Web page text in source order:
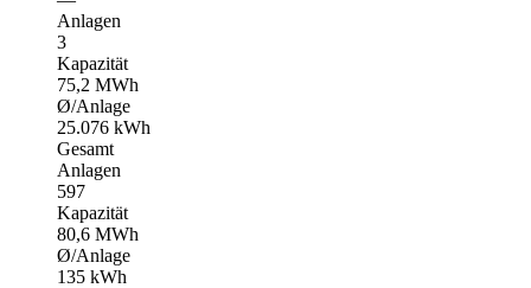
Anlagen
3
Kapazität
75,2 MWh
Ø/Anlage
25.076 kWh
Gesamt
Anlagen
597
Kapazität
80,6 MWh
Ø/Anlage
135 kWh